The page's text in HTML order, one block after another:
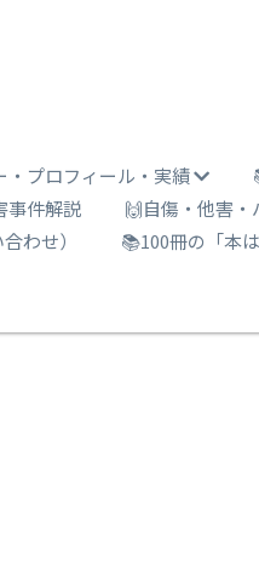
・プロフィール・実績
事件解説
🙌自傷・他害・
わせ） 📚100冊の「本は